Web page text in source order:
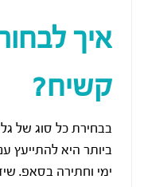
איך
קשיח?
בבחירת כל סוג של
ביותר היא להתייעץ
ימי וחתירה בסאפ.